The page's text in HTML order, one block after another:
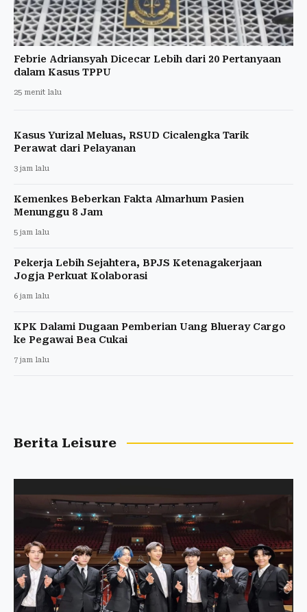
Febrie Adriansyah Dicecar Lebih dari 20 Pertanyaan
dalam Kasus TPPU
25 menit lalu
Kasus Yurizal Meluas, RSUD Cicalengka Tarik
Perawat dari Pelayanan
3 jam lalu
Kemenkes Beberkan Fakta Almarhum Pasien
Menunggu 8 Jam
5 jam lalu
Pekerja Lebih Sejahtera, BPJS Ketenagakerjaan
Jogja Perkuat Kolaborasi
6 jam lalu
KPK Dalami Dugaan Pemberian Uang Blueray Cargo
ke Pegawai Bea Cukai
7 jam lalu
Berita Leisure